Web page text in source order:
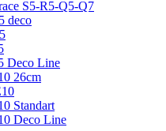
S5-R5-Q5-Q7
deco
Deco Line
26cm
Standart
Deco Line